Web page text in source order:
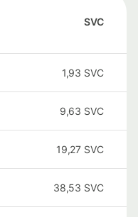
SVC
1,93 SVC
9,63 SVC
19,27 SVC
38,53 SVC